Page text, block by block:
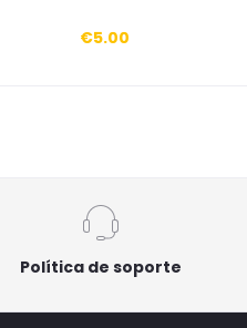
€5.00
Política de soporte